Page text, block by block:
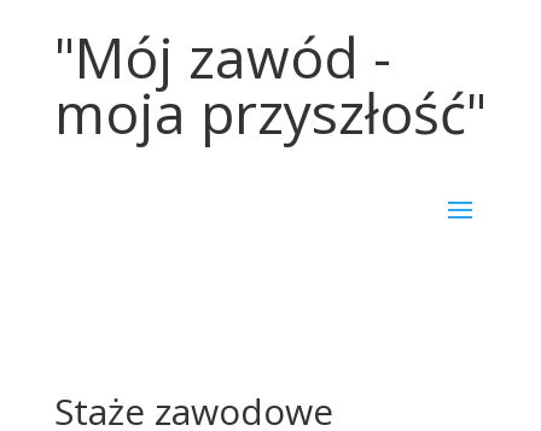
"Mój zawód -
moja przyszłość"
Staże zawodowe